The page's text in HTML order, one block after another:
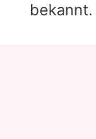
bekannt.